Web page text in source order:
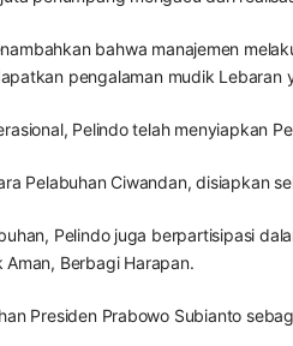
bahwa manajemen
pengalaman mudik Lebaran
Pelindo telah menyiapkan
Pelabuhan Ciwandan, disiapkan
Pelindo juga berpartisipasi
Berbagi Harapan.
Presiden Prabowo Subianto